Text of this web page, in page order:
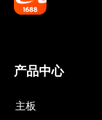
产品中心
主板